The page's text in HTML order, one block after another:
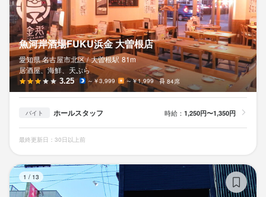
魚河岸酒場FUKU浜金 大曽根店
愛知県 名古屋市北区 / 大曽根駅 81m
居酒屋、海鮮、天ぷら
3.25 ～￥3,999 ～￥1,999 84席
バイト ホールスタッフ 時給： 1,250円〜1,350円
最終更新日：30日以上前
1 / 13